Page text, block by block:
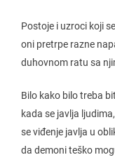
Postoje i uzroci koji
oni pretrpe razne
duhovnom ratu sa
Bilo kako bilo treba
kada se javlja
se viđenje javlja u
da demoni teško